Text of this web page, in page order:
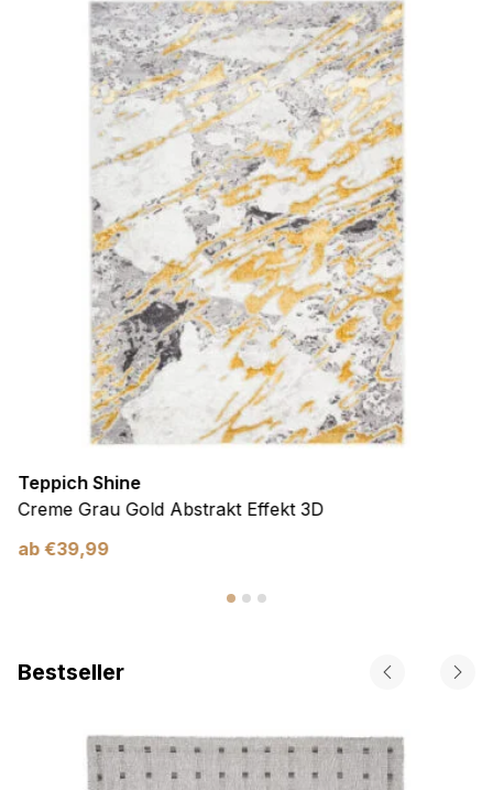
Teppich Shine
Creme Grau Gold Abstrakt Effekt 3D
ab €39,99
Bestseller